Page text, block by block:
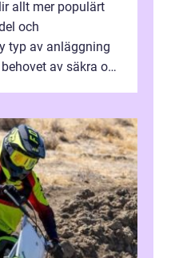
allt mer populärt
och
typ av anläggning
av säkra och